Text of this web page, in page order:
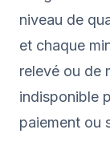
niveau de
et chaque
relevé ou de
indisponible
paiement ou